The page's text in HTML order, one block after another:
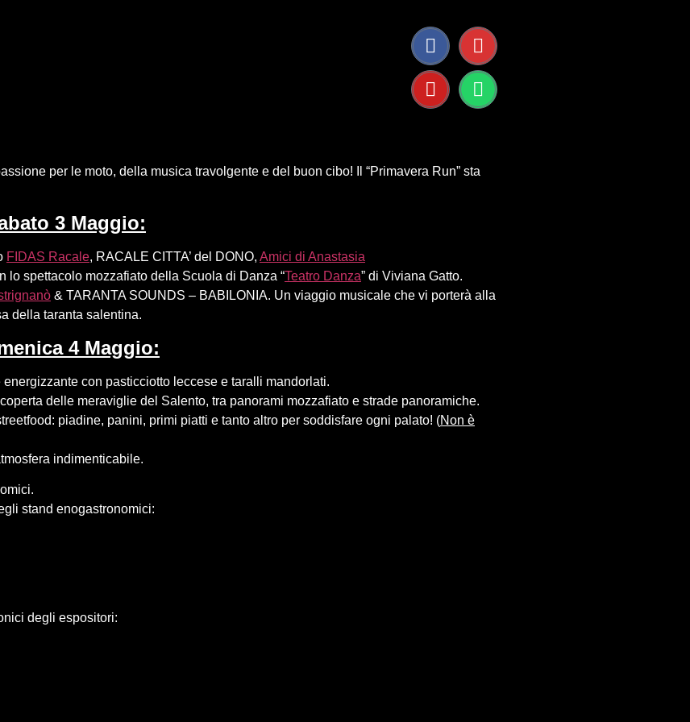
per le moto, della musica travolgente e del buon cibo! Il “Primavera Run” sta
3 Maggio:
FIDAS Racale, RACALE CITTA’ del DONO, Amici di Anastasia
lo spettacolo mozzafiato della Scuola di Danza “Teatro Danza” di Viviana Gatto.
& TARANTA SOUNDS – BABILONIA. Un viaggio musicale che vi porterà alla
della taranta salentina.
4 Maggio:
con pasticciotto leccese e taralli mandorlati.
delle meraviglie del Salento, tra panorami mozzafiato e strade panoramiche.
piadine, panini, primi piatti e tanto altro per soddisfare ogni palato! (Non è
indimenticabile.
stand enogastronomici:
degli espositori: